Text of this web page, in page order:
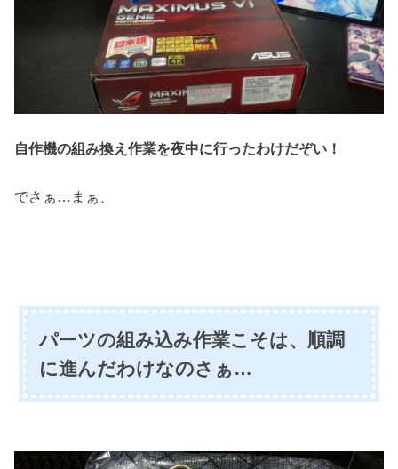
自作機の組み換え作業を夜中に行ったわけだぞい！
でさぁ…まぁ、
パーツの組み込み作業こそは、順調
に進んだわけなのさぁ…